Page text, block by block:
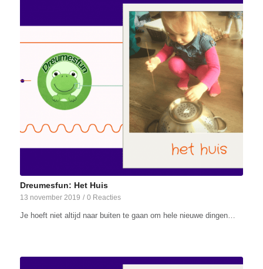
Dreumesfun: Het Huis
13 november 2019 / 0 Reacties
Je hoeft niet altijd naar buiten te gaan om hele nieuwe dingen…